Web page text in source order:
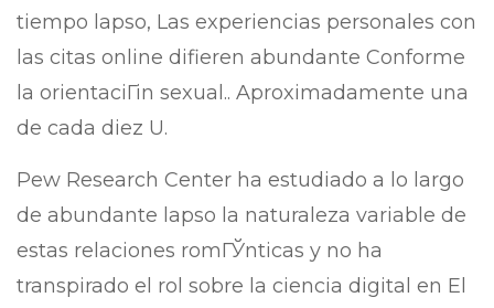
tiempo lapso, Las experiencias personales con
las citas online difieren abundante Conforme
la orientaciГіn sexual.. Aproximadamente una
de cada diez U.
Pew Research Center ha estudiado a lo largo
de abundante lapso la naturaleza variable de
estas relaciones romГЎnticas y no ha
transpirado el rol sobre la ciencia digital en El